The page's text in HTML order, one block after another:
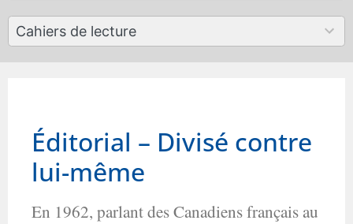
Cahiers de lecture
50
results
Éditorial – Divisé contre
lui-même
En 1962, parlant des Canadiens français au